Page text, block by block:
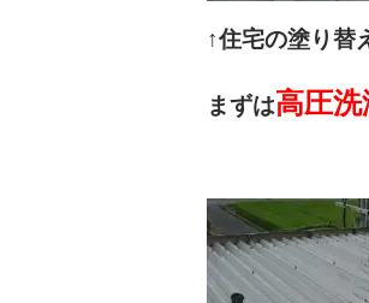
↑住宅の塗り替
まずは高圧洗